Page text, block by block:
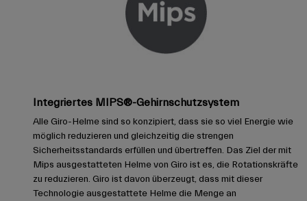
Integriertes MIPS®-Gehirnschutzsystem
Alle Giro-Helme sind so konzipiert, dass sie so viel Energie wie
möglich reduzieren und gleichzeitig die strengen
Sicherheitsstandards erfüllen und übertreffen. Das Ziel der mit
Mips ausgestatteten Helme von Giro ist es, die Rotationskräfte
zu reduzieren. Giro ist davon überzeugt, dass mit dieser
Technologie ausgestattete Helme die Menge an